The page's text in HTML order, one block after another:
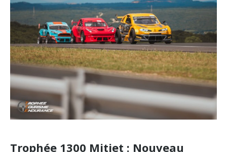
Trophée 1300 Mitjet : Nouveau